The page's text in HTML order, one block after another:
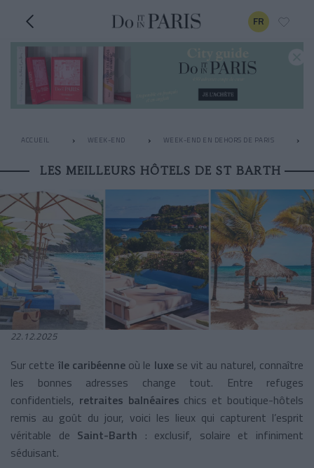
FR
ACCUEIL WEEK-END WEEK-END EN DEHORS DE PARIS
LES MEILLEURS HÔTELS DE ST BARTH
22.12.2025
Sur cette île caribéenneoù le luxe se vit au naturel, connaître
les bonnes adresses change tout. Entre refuges
confidentiels, retraites balnéaires chics et boutique-hôtels
remis au goût du jour, voici les lieux qui capturent l’esprit
véritable de Saint-Barth : exclusif, solaire et infiniment
séduisant.